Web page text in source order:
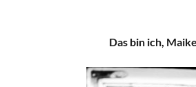
Das bin ich,